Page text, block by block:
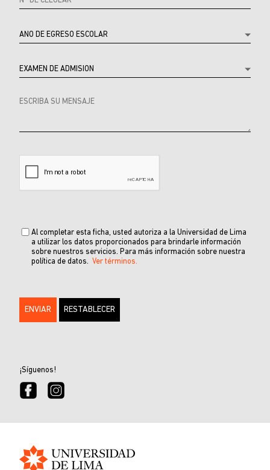
Al completar esta ficha, usted autoriza a la Universidad de Lima
a utilizar los datos proporcionados para brindarle información
sobre nuestros servicios. Para más información sobre nuestra
política de datos. Ver términos.
¡Síguenos!